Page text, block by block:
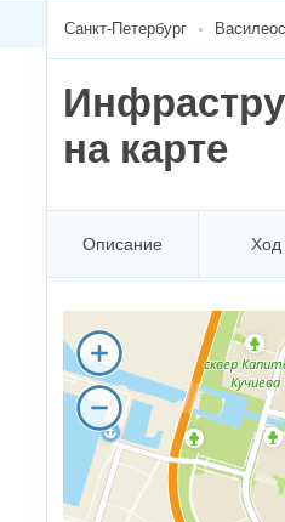
Санкт-Петербург
на карте
Описание Ход